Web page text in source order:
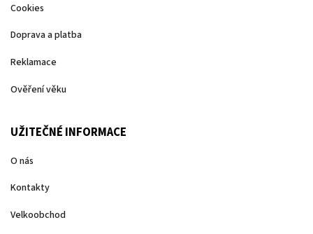
Cookies
Doprava a platba
Reklamace
Ověření věku
UŽITEČNÉ INFORMACE
O nás
Kontakty
Velkoobchod